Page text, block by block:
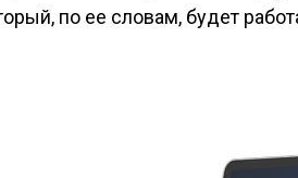
по ее словам, будет